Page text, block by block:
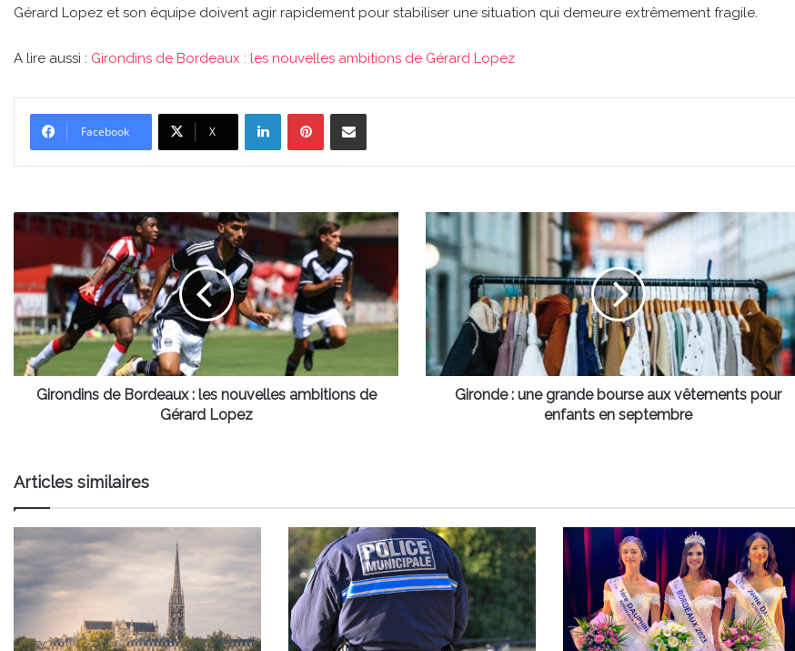
Gérard Lopez et son équipe doivent agir rapidement pour stabiliser une situation qui demeure extrêmement fragile.
A lire aussi : Girondins de Bordeaux : les nouvelles ambitions de Gérard Lopez
Facebook X
LinkedinPinterestPartager par email
Girondins
les
nouvelles
ambitions
Gérard
LopezGirondins de Bordeaux : les nouvelles ambitions de
Gérard Lopez
Gironde
:
une
grande
bourse
aux
vêtements
pour
enfants
Gironde : une grande bourse aux vêtements pour
enfants en septembre
Articles similaires